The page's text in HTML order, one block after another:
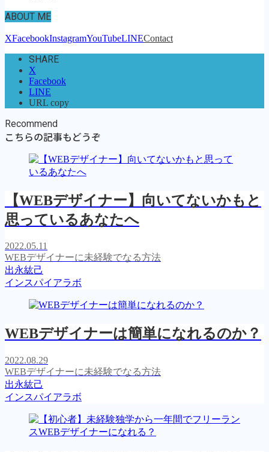
ABOUT ME
XFacebookInstagramYouTubeLINEContact
SHARE
X
Facebook
LINE
URL copy
Recommend
こちらの記事もどうぞ
【WEBデザイナー】向いてないかもと
思っているあなたへ
2022.05.11
WEBデザイナーに未経験でなる方法
出永紘己
インスパイアラボ
WEBデザイナーは簡単になれるのか？
2022.08.29
WEBデザイナーに未経験でなる方法
出永紘己
インスパイアラボ